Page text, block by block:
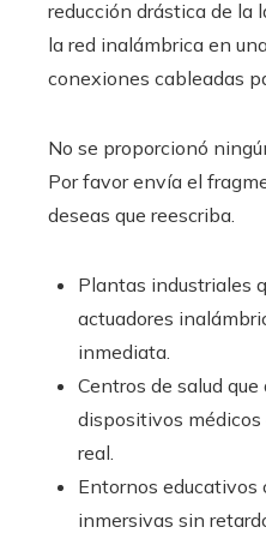
reducción drástica de la
la red inalámbrica en
conexiones cableadas
No se proporcionó
Por favor envía el
deseas que reescriba.
Plantas industriales
actuadores
inmediata.
Centros de salud
dispositivos
real.
Entornos educativos
inmersivas sin